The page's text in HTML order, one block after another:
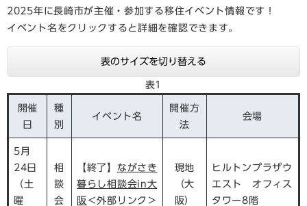
2025年に長崎市が主催・参加する移住イベント情報です！
イベント名をクリックすると詳細を確認できます。
表のサイズを切り替える
表1
開催
日
種
別
イベント名
開催方
法
会場
5月
24日
（土
曜
相
談
会
【終了】 ながさき
暮らし相談会in大
阪 ＜外部リンク＞
現地
（大
阪）
ヒルトンプラザウ
エスト オフィス
タワー8階